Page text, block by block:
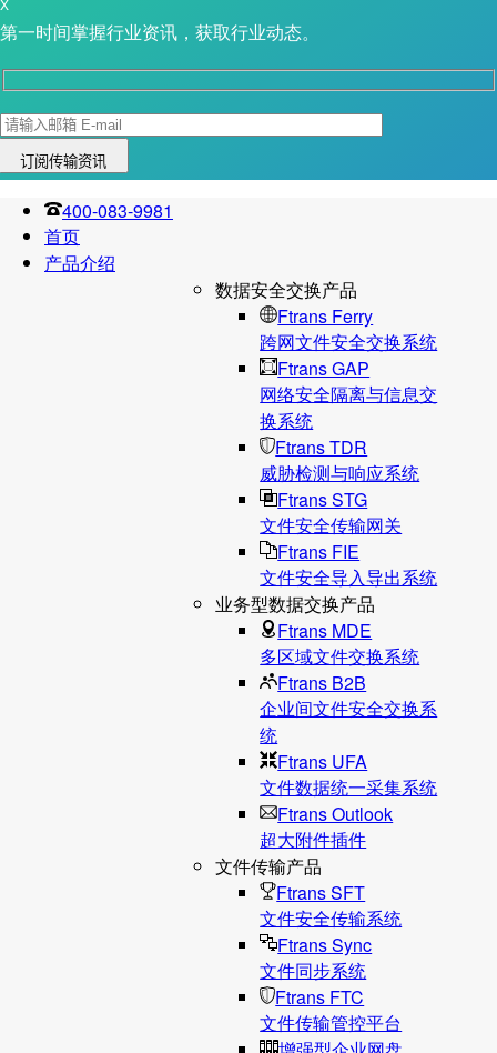
X
第一时间掌握行业资讯，获取行业动态。
400-083-9981
首页
产品介绍
数据安全交换产品
Ftrans Ferry
跨网文件安全交换系统
Ftrans GAP
网络安全隔离与信息交
换系统
Ftrans TDR
威胁检测与响应系统
Ftrans STG
文件安全传输网关
Ftrans FIE
文件安全导入导出系统
业务型数据交换产品
Ftrans MDE
多区域文件交换系统
Ftrans B2B
企业间文件安全交换系
统
Ftrans UFA
文件数据统⼀采集系统
Ftrans Outlook
超大附件插件
文件传输产品
Ftrans SFT
文件安全传输系统
Ftrans Sync
文件同步系统
Ftrans FTC
文件传输管控平台